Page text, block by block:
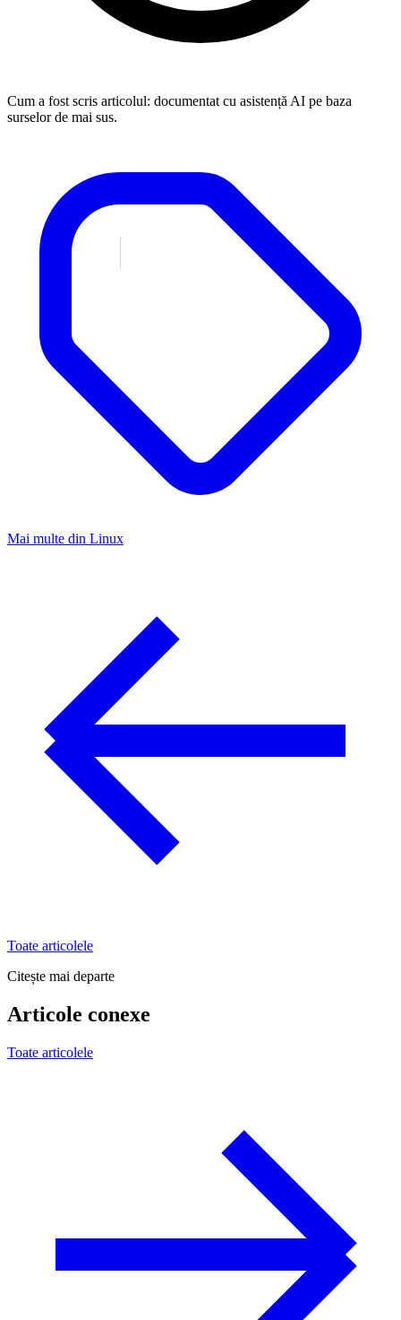
Cum a fost scris articolul: documentat cu asistență AI pe baza
surselor de mai sus.
Mai multe din Linux
Toate articolele
Citește mai departe
Articole conexe
Toate articolele